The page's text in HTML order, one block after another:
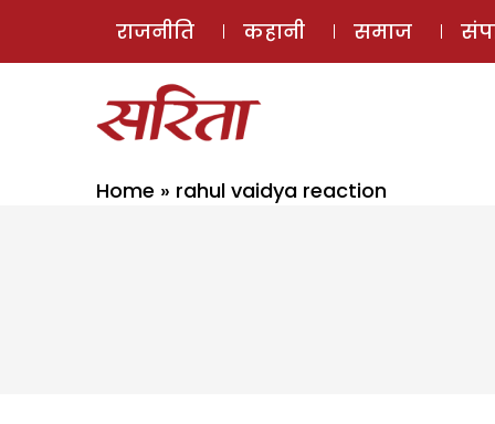
राजनीति कहानी समाज
Home » rahul vaidya reaction